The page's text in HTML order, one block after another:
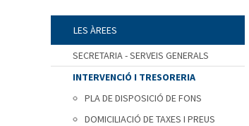
LES ÀREES
SECRETARIA - SERVEIS GENERALS
INTERVENCIÓ I TRESORERIA
PLA DE DISPOSICIÓ DE FONS
DOMICILIACIÓ DE TAXES I PREUS